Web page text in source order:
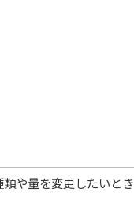
や量を変更したいとき